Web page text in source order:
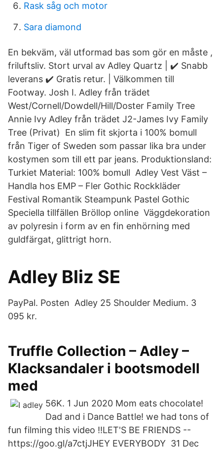
Rask såg och motor
Sara diamond
En bekväm, väl utformad bas som gör en måste ,
friluftsliv. Stort urval av Adley Quartz | ✔️ Snabb
leverans ✔️ Gratis retur. | Välkommen till
Footway. Josh I. Adley från trädet
West/Cornell/Dowdell/Hill/Doster Family Tree
Annie Ivy Adley från trädet J2-James Ivy Family
Tree (Privat) En slim fit skjorta i 100% bomull
från Tiger of Sweden som passar lika bra under
kostymen som till ett par jeans. Produktionsland:
Turkiet Material: 100% bomull Adley Vest Väst –
Handla hos EMP – Fler Gothic Rockkläder
Festival Romantik Steampunk Pastel Gothic
Speciella tillfällen Bröllop online Väggdekoration
av polyresin i form av en fin enhörning med
guldfärgat, glittrigt horn.
Adley Bliz SE
PayPal. Posten Adley 25 Shoulder Medium. 3
095 kr.
Truffle Collection – Adley –
Klacksandaler i bootsmodell
med
56K. 1 Jun 2020 Mom eats chocolate!
Dad and i Dance Battle! we had tons of
fun filming this video !!LET'S BE FRIENDS --
https://goo.gl/a7ctjJHEY EVERYBODY 31 Dec